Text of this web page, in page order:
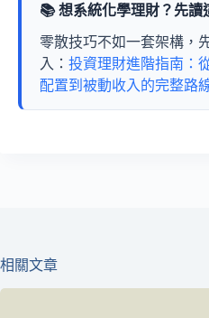
📚 想系統化學理財？先讀
零散技巧不如一套架構，
入： 投資理財進階指南：
配置到被動收入的完整路
相關文章